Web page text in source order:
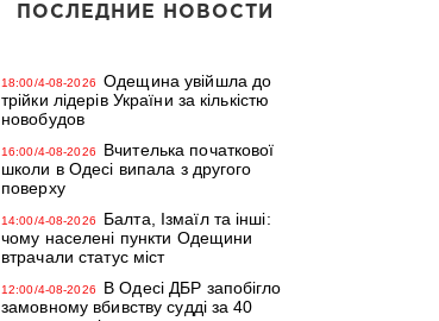
ПОСЛЕДНИЕ НОВОСТИ
18:00/4-08-2026
Одещина увійшла до
трійки лідерів України за кількістю
новобудов
16:00/4-08-2026
Вчителька початкової
школи в Одесі випала з другого
поверху
14:00/4-08-2026
Балта, Ізмаїл та інші:
чому населені пункти Одещини
втрачали статус міст
12:00/4-08-2026
В Одесі ДБР запобігло
замовному вбивству судді за 40